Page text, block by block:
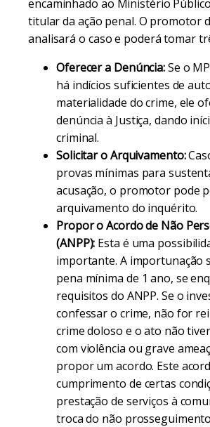
encaminhado ao Ministério
titular da ação penal. O promotor
analisará o caso e poderá tomar
Oferecer a Denúncia:Se o
há indícios suficientes de
materialidade do crime, ele
denúncia à Justiça, dando
criminal.
Solicitar o Arquivamento:
provas mínimas para
acusação, o promotor pode
arquivamento do inquérito.
Propor o Acordo de Não
(ANPP): Esta é uma
importante. A importunação
pena mínima de 1 ano, se
requisitos do ANPP. Se o
confessar o crime, não for
crime doloso e o ato não
com violência ou grave
propor um acordo. Este
cumprimento de certas
prestação de serviços à
troca do não